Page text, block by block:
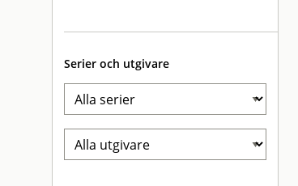
Serier och utgivare